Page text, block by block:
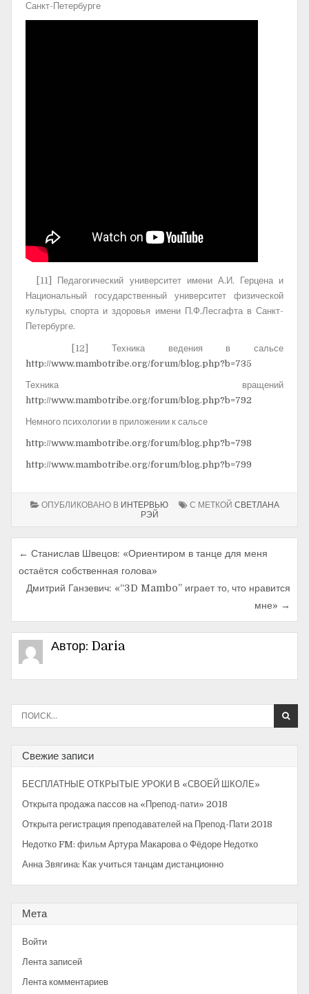
Санкт-Петербурге
[11] Педагогический университет имени А.И. Герцена и
Национальный государственный университет физической
культуры, спорта и здоровья имени П.Ф.Лесгафта в Санкт-
Петербурге.
[12] Техника ведения в сальсе
http://www.mambotribe.org/forum/blog.php?b=735
Техника вращений
http://www.mambotribe.org/forum/blog.php?b=792
Немного психологии в приложении к сальсе
http://www.mambotribe.org/forum/blog.php?b=798
http://www.mambotribe.org/forum/blog.php?b=799
ОПУБЛИКОВАНО В ИНТЕРВЬЮ С МЕТКОЙ СВЕТЛАНА
РЭЙ
Н
а
и
а
и
п
о
з
а
п
и
я
м
← Станислав Швецов: «Ориентиром в танце для меня
остаётся собственная голова»
Дмитрий Ганзевич: «“3D Mambo” играет то, что нравится
мне» →
Автор:Daria
Свежие записи
БЕСПЛАТНЫЕ ОТКРЫТЫЕ УРОКИ В «СВОЕЙ ШКОЛЕ»
Открыта продажа пассов на «Препод-пати» 2018
Открыта регистрация преподавателей на Препод-Пати 2018
Недотко FM: фильм Артура Макарова о Фёдоре Недотко
Анна Звягина: Как учиться танцам дистанционно
Мета
Войти
Лента записей
Лента комментариев